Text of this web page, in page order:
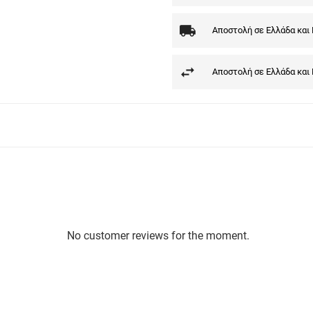
Αποστολή σε Ελλάδα και
Αποστολή σε Ελλάδα και
No customer reviews for the moment.